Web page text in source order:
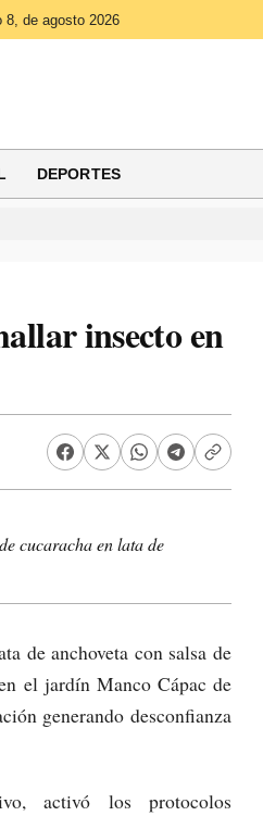
8, de agosto 2026
DEPORTES
insecto en
cucaracha en lata de
de anchoveta con salsa de
el jardín Manco Cápac de
generando desconfianza
activó los protocolos